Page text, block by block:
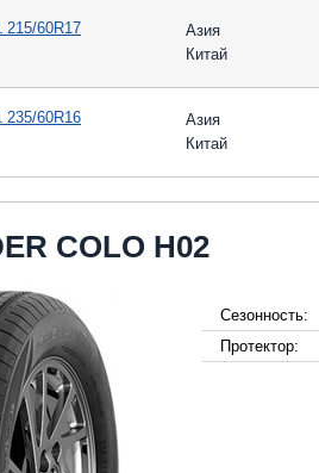
215/60R17
Азия
Китай
235/60R16
Азия
Китай
COLO H02
Сезонность:
Протектор: